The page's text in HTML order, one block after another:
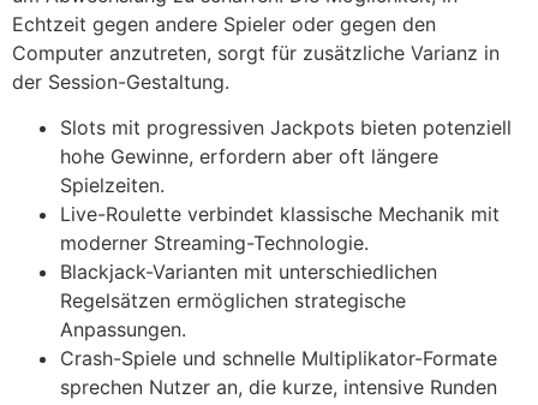
Echtzeit gegen andere Spieler oder gegen den
Computer anzutreten, sorgt für zusätzliche Varianz in
der Session-Gestaltung.
Slots mit progressiven Jackpots bieten potenziell
hohe Gewinne, erfordern aber oft längere
Spielzeiten.
Live-Roulette verbindet klassische Mechanik mit
moderner Streaming-Technologie.
Blackjack-Varianten mit unterschiedlichen
Regelsätzen ermöglichen strategische
Anpassungen.
Crash-Spiele und schnelle Multiplikator-Formate
sprechen Nutzer an, die kurze, intensive Runden